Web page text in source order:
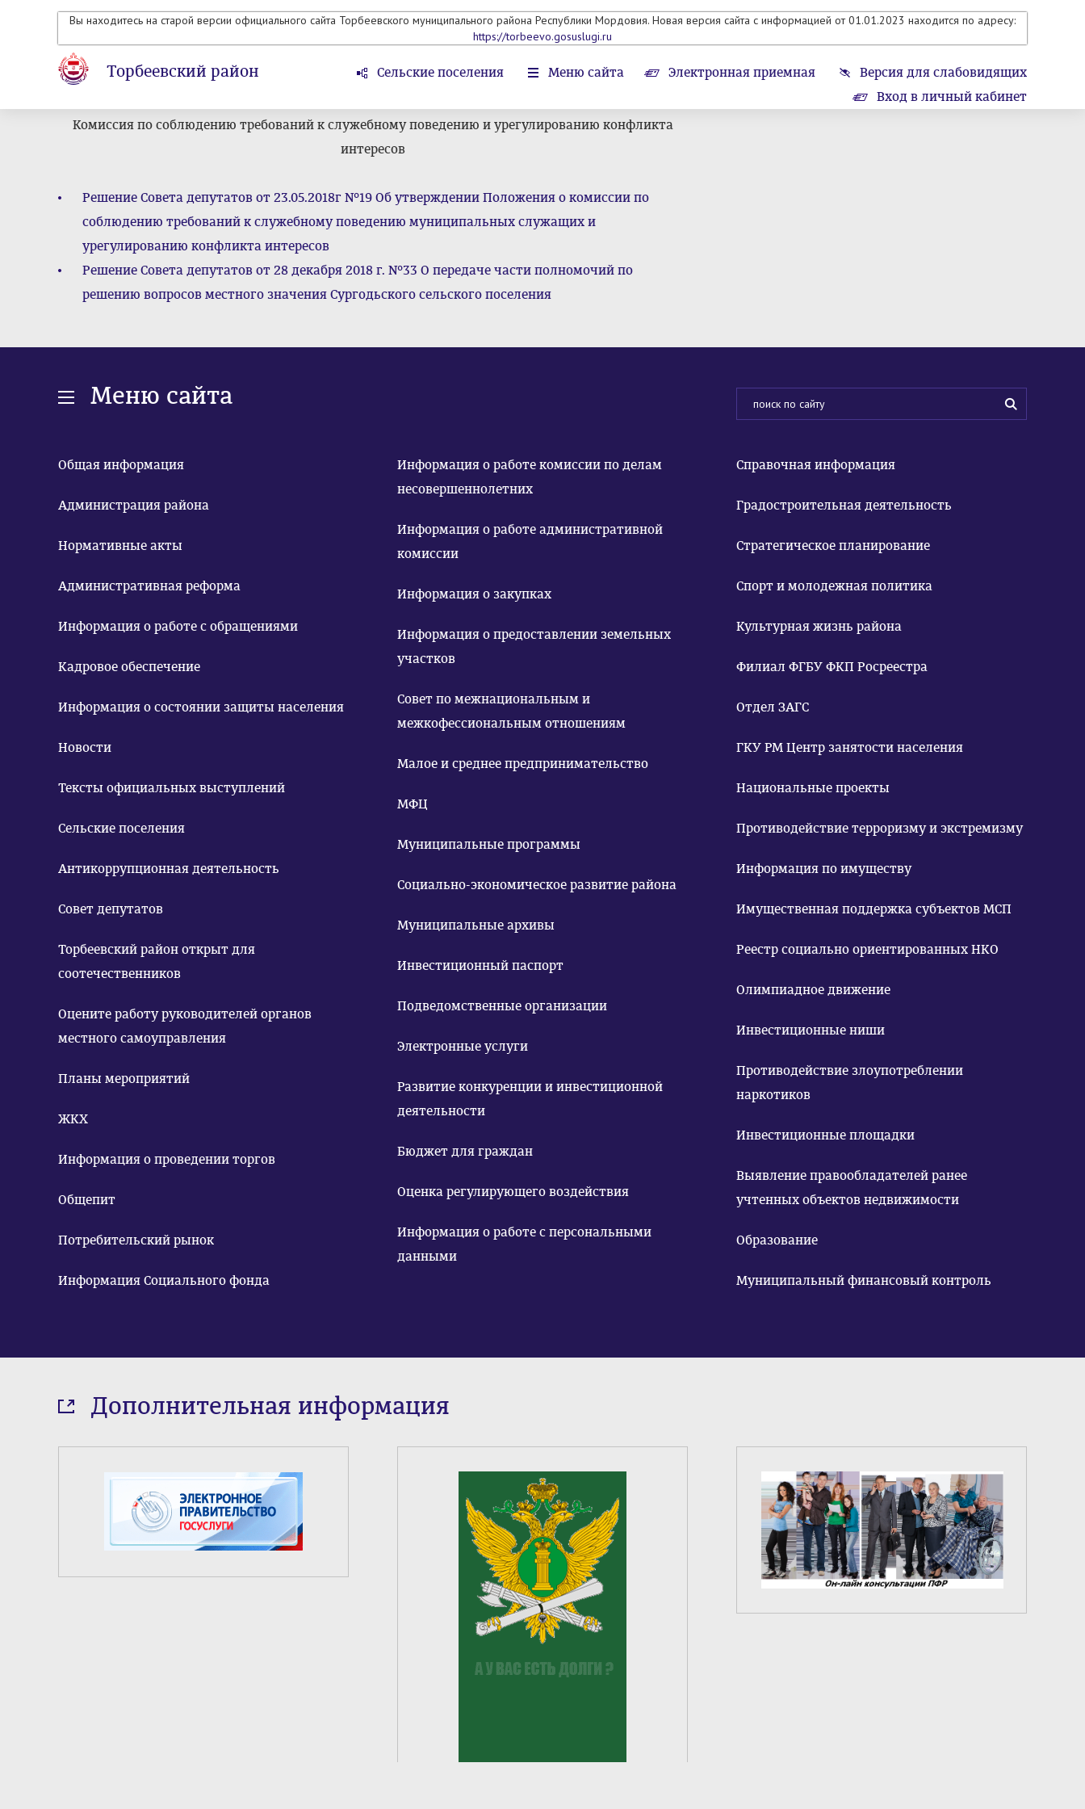
Вы находитесь на старой версии официального сайта Торбеевского муниципального района Республики Мордовия. Новая версия сайта с информацией от 01.01.2023 находится по адресу:
https://torbeevo.gosuslugi.ru
Торбеевский район Сельские поселения Меню сайта Электронная приемная
Версия для слабовидящих
Вход в личный кабинет
Комиссия по соблюдению требований к служебному поведению и урегулированию конфликта
интересов
Решение Совета депутатов от 23.05.2018г №19 Об утверждении Положения о комиссии по
соблюдению требований к служебному поведению муниципальных служащих и
урегулированию конфликта интересов
Решение Совета депутатов от 28 декабря 2018 г. №33 О передаче части полномочий по
решению вопросов местного значения Сургодьского сельского поселения
Меню сайта
Общая информация
Администрация района
Нормативные акты
Административная реформа
Информация о работе с обращениями
Кадровое обеспечение
Информация о состоянии защиты населения
Новости
Тексты официальных выступлений
Сельские поселения
Антикоррупционная деятельность
Совет депутатов
Торбеевский район открыт для
соотечественников
Оцените работу руководителей органов
местного самоуправления
Планы мероприятий
ЖКХ
Информация о проведении торгов
Общепит
Потребительский рынок
Информация Социального фонда
Информация о работе комиссии по делам
несовершеннолетних
Информация о работе административной
комиссии
Информация о закупках
Информация о предоставлении земельных
участков
Совет по межнациональным и
межкофессиональным отношениям
Малое и среднее предпринимательство
МФЦ
Муниципальные программы
Социально-экономическое развитие района
Муниципальные архивы
Инвестиционный паспорт
Подведомственные организации
Электронные услуги
Развитие конкуренции и инвестиционной
деятельности
Бюджет для граждан
Оценка регулирующего воздействия
Информация о работе с персональными
данными
Справочная информация
Градостроительная деятельность
Стратегическое планирование
Спорт и молодежная политика
Культурная жизнь района
Филиал ФГБУ ФКП Росреестра
Отдел ЗАГС
ГКУ РМ Центр занятости населения
Национальные проекты
Противодействие терроризму и экстремизму
Информация по имуществу
Имущественная поддержка субъектов МСП
Реестр социально ориентированных НКО
Олимпиадное движение
Инвестиционные ниши
Противодействие злоупотреблении
наркотиков
Инвестиционные площадки
Выявление правообладателей ранее
учтенных объектов недвижимости
Образование
Муниципальный финансовый контроль
Дополнительная информация